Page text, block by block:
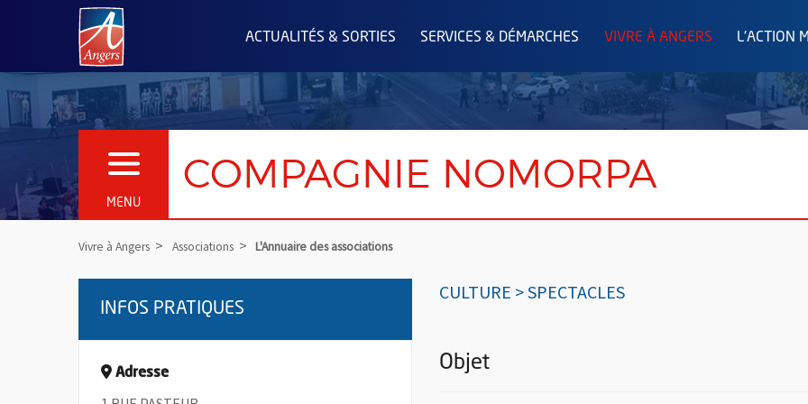
Angers.fr : Retour à l'accueil
ACTUALITÉS & SORTIES SERVICES & DÉMARCHES VIVRE À ANGERS L'ACTION
MENU
OUVRIR LE MENU COMPAGNIE NOMORPA
Vivre à Angers Associations L'Annuaire des associations
CULTURE > SPECTACLES
Objet
INFOS PRATIQUES
Adresse